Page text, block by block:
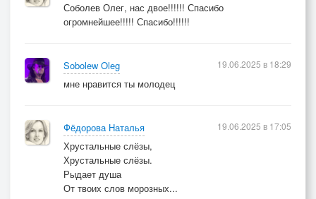
Хрустальные слёзы
Ударом в каприз
Моя любовь замерзает во льду
Что скрывают
Времени ночь на пруду
Может быть
Ветер разгонит тоску
Соболев Олег, нас двое!!!!!! Спасибо
огромнейшее!!!!! Спасибо!!!!!!
Sobolew Oleg
мне нравится ты молодец
19.06.2025 в 18:29
Фёдорова Наталья
Хрустальные слёзы,
Хрустальные слёзы.
Рыдает душа
От твоих слов морозных...
19.06.2025 в 17:05